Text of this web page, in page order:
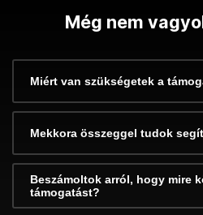
Még nem
Miért van szükségetek a
Mekkora összeggel tudok
Beszámoltok arról, hogy mire
támogatást?